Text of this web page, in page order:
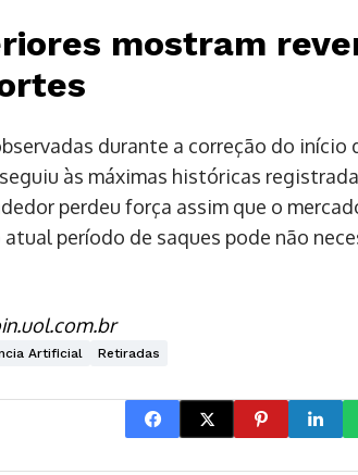
mostram
durante a correção do início
às máximas históricas
perdeu força assim que o
período de saques pode não
Artificial Retiradas